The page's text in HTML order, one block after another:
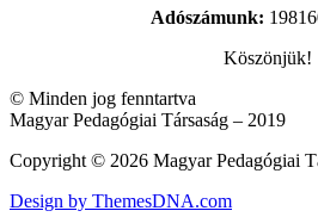
Adószámunk:
Köszönjük!
© Minden jog fenntartva
Magyar Pedagógiai Társaság – 2019
Copyright © 2026 Magyar Pedagógiai
Design by ThemesDNA.com